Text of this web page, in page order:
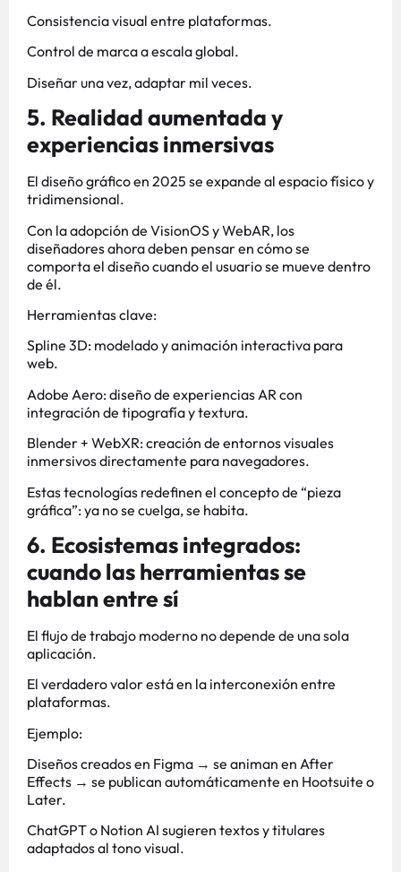
Consistencia visual entre plataformas.
Control de marca a escala global.
Diseñar una vez, adaptar mil veces.
5. Realidad aumentada y
experiencias inmersivas
El diseño gráfico en 2025 se expande al espacio físico y
tridimensional.
Con la adopción de VisionOS y WebAR, los
diseñadores ahora deben pensar en cómo se
comporta el diseño cuando el usuario se mueve dentro
de él.
Herramientas clave:
Spline 3D: modelado y animación interactiva para
web.
Adobe Aero: diseño de experiencias AR con
integración de tipografía y textura.
Blender + WebXR: creación de entornos visuales
inmersivos directamente para navegadores.
Estas tecnologías redefinen el concepto de “pieza
gráfica”: ya no se cuelga, se habita.
6. Ecosistemas integrados:
cuando las herramientas se
hablan entre sí
El flujo de trabajo moderno no depende de una sola
aplicación.
El verdadero valor está en la interconexión entre
plataformas.
Ejemplo:
Diseños creados en Figma → se animan en After
Effects → se publican automáticamente en Hootsuite o
Later.
ChatGPT o Notion AI sugieren textos y titulares
adaptados al tono visual.